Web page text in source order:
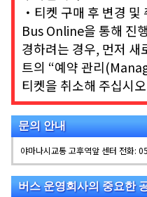
・티켓 구매 후 변경
Bus Online을 통해 진
경하려는 경우, 먼저 새
트의 “예약 관리
티켓을 취소해 주십시
문의 안내
야마나시교통 고후역앞 센터 전화:
버스 운영회사의 중요한